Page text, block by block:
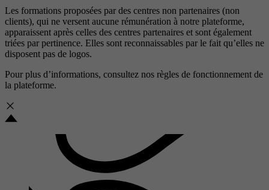
Les formations proposées par des centres non partenaires (non
clients), qui ne versent aucune rémunération à notre plateforme,
apparaissent après celles des centres partenaires et sont également
triées par pertinence. Elles sont reconnaissables par le fait qu’elles ne
disposent pas de logos.
Pour plus d’informations, consultez nos règles de fonctionnement de
la plateforme.